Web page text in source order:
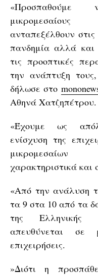
ανταπεξέλθουν
πανδημία αλλά και
τις προοπτικές
την ανάπτυξη
δήλωσε στο
Αθηνά Χατζηπέτρου.
«Έχουμε ως
ενίσχυση της
μικρομεσαίων
χαρακτηριστικά και
«Από την ανάλυση
τα 9 στα 10 από τα
της Ελληνικής
απευθύνεται σε
επιχειρήσεις.
»Διότι η